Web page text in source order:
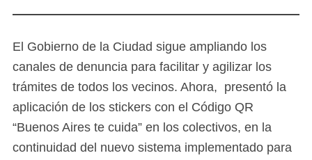
El Gobierno de la Ciudad sigue ampliando los
canales de denuncia para facilitar y agilizar los
trámites de todos los vecinos. Ahora, presentó la
aplicación de los stickers con el Código QR
“Buenos Aires te cuida” en los colectivos, en la
continuidad del nuevo sistema implementado para